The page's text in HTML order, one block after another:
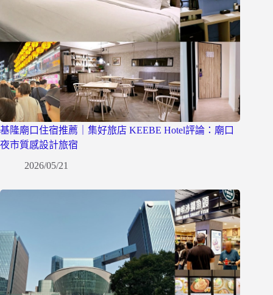
基隆廟口住宿推薦｜集好旅店 KEEBE Hotel評論：廟口
夜市質感設計旅宿
2026/05/21